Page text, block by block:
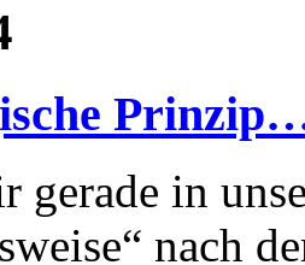
gerade in
nach